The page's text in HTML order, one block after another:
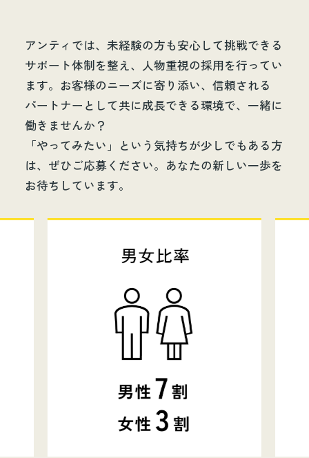
アンティでは、未経験の方も安心して挑戦できる
サポート体制を整え、人物重視の採用を行ってい
ます。お客様のニーズに寄り添い、信頼される
パートナーとして共に成長できる環境で、一緒に
働きませんか？
「やってみたい」という気持ちが少しでもある方
は、ぜひご応募ください。あなたの新しい一歩を
お待ちしています。